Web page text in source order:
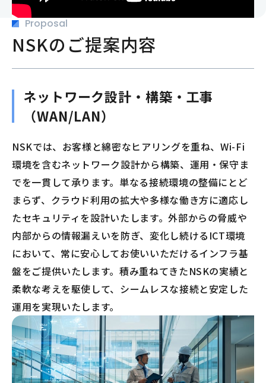
Proposal
NSKのご提案内容
ネットワーク設計・構築・工事
（WAN/LAN）
NSKでは、お客様と綿密なヒアリングを重ね、Wi-Fi
環境を含むネットワーク設計から構築、運用・保守ま
でを一貫して承ります。単なる接続環境の整備にとど
まらず、クラウド利用の拡大や多様な働き方に適応し
たセキュリティを設計いたします。外部からの脅威や
内部からの情報漏えいを防ぎ、変化し続けるICT環境
において、常に安心してお使いいただけるインフラ基
盤をご提供いたします。積み重ねてきたNSKの実績と
柔軟な考えを駆使して、シームレスな接続と安定した
運用を実現いたします。